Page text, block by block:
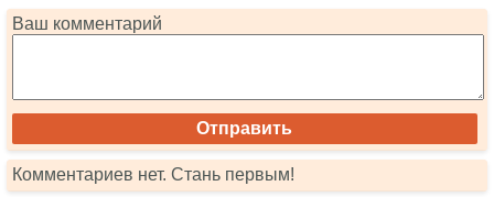
Ваш комментарий
Комментариев нет. Стань первым!